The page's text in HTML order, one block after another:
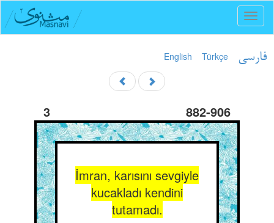
English Türkçe فارسی
3 882-906
İmran, karısını sevgiyle
kucakladı kendini
tutamadı.